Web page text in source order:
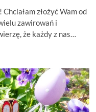
złożyć Wam od
zawirowań i
że każdy z nas…